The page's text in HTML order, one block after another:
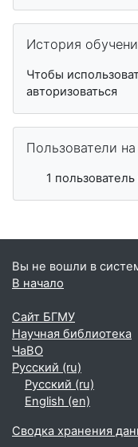
История
Чтобы
авторизоваться
Пользователи
1
Вы не вошли в
В начало
Сайт БГМУ
Научная библиотека
ЧаВО
Русский ‎(ru)‎
Русский ‎(ru)‎
English ‎(en)‎
Сводка хранения